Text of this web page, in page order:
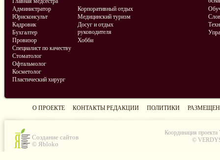
Администратор
Юрисконсульт
Кадровик
Бухгалтер
Провизор
Специалист по качеству
Стоматолог
Офтальмолог
Косметолог
Пластический хирург
Корпоративный отдых
Медицинский туризм
Досуг и отдых
руководителя
Хобби
О ПРОЕКТЕ КОНТАКТЫ РЕДАКЦИИ ПОЛИТИКИ
Создание сайтов
© Яbloko
Координация проекта
©